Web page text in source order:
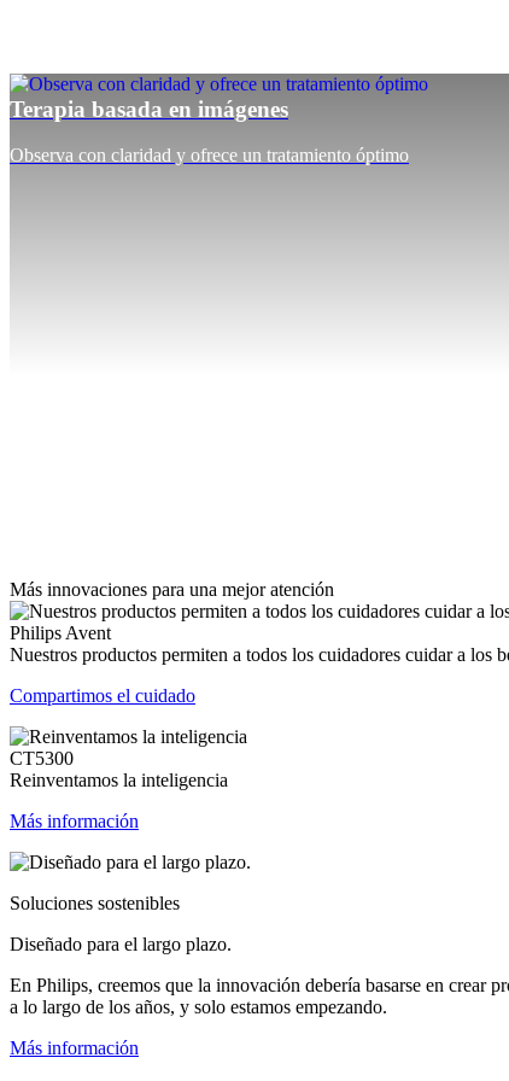
Terapia basada en imágenes
Observa con claridad y ofrece un tratamiento óptimo
Más innovaciones para una mejor atención
Philips Avent
Nuestros productos permiten a todos los cuidadores cuidar a los
Compartimos el cuidado
CT5300
Reinventamos la inteligencia
Más información
Soluciones sostenibles
Diseñado para el largo plazo.
En Philips, creemos que la innovación debería basarse en crear
a lo largo de los años, y solo estamos empezando.
Más información